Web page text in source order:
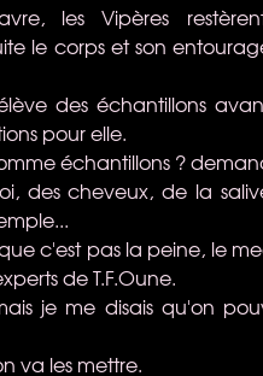
les Vipères
le corps et son
des échantillons
pour elle.
échantillons ?
des cheveux, de la
c'est pas la peine, le
de T.F.Oune.
je me disais qu'on
va les mettre.